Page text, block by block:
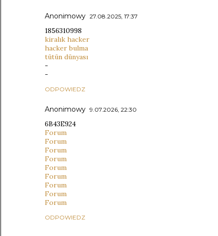
Anonimowy 27.08.2025, 17:37
1856310998
kiralık hacker
hacker bulma
tütün dünyası
-
-
ODPOWIEDZ
Anonimowy 9.07.2026, 22:30
6B43E924
Forum
Forum
Forum
Forum
Forum
Forum
Forum
Forum
Forum
ODPOWIEDZ